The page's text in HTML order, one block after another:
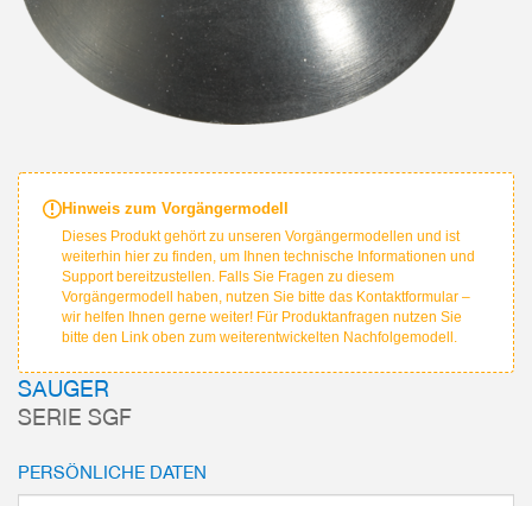
Hinweis zum Vorgängermodell
Dieses Produkt gehört zu unseren Vorgängermodellen und ist
weiterhin hier zu finden, um Ihnen technische Informationen und
Support bereitzustellen. Falls Sie Fragen zu diesem
Vorgängermodell haben, nutzen Sie bitte das Kontaktformular –
wir helfen Ihnen gerne weiter! Für Produktanfragen nutzen Sie
bitte den Link oben zum weiterentwickelten Nachfolgemodell.
SAUGER
SERIE SGF
PERSÖNLICHE DATEN